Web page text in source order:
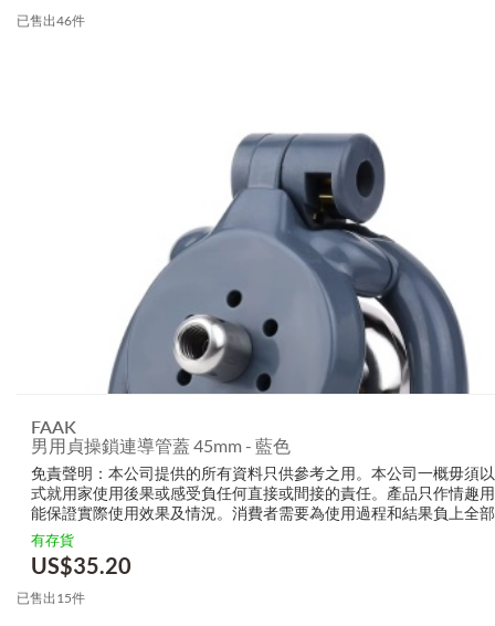
已售出46件
FAAK
男用貞操鎖連導管蓋 45mm - 藍色
免責聲明：本公司提供的所有資料只供參考之用。本公司一概毋須
式就用家使用後果或感受負任何直接或間接的責任。產品只作情趣
能保證實際使用效果及情況。消費者需要為使用過程和結果負上全
生產商無需要以任何方式為任何直接或間接的失誤負責，包括但不
的損毀，受傷或者任何傷害。
有存貨
US$35.20
已售出15件